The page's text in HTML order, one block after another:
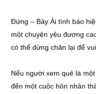
Đứng – Bảy Ái tình báo
một chuyện yêu đương
có thể dừng chân lại để
Nếu người xem quẻ là
đến một cuộc hôn nhân